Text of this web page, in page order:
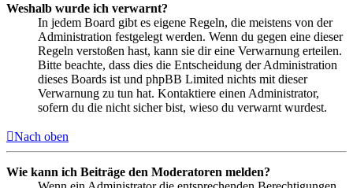
Weshalb wurde ich verwarnt?
In jedem Board gibt es eigene Regeln, die meistens von der
Administration festgelegt werden. Wenn du gegen eine dieser
Regeln verstoßen hast, kann sie dir eine Verwarnung erteilen.
Bitte beachte, dass dies die Entscheidung der Administration
dieses Boards ist und phpBB Limited nichts mit dieser
Verwarnung zu tun hat. Kontaktiere einen Administrator,
sofern du die nicht sicher bist, wieso du verwarnt wurdest.
Nach oben
Wie kann ich Beiträge den Moderatoren melden?